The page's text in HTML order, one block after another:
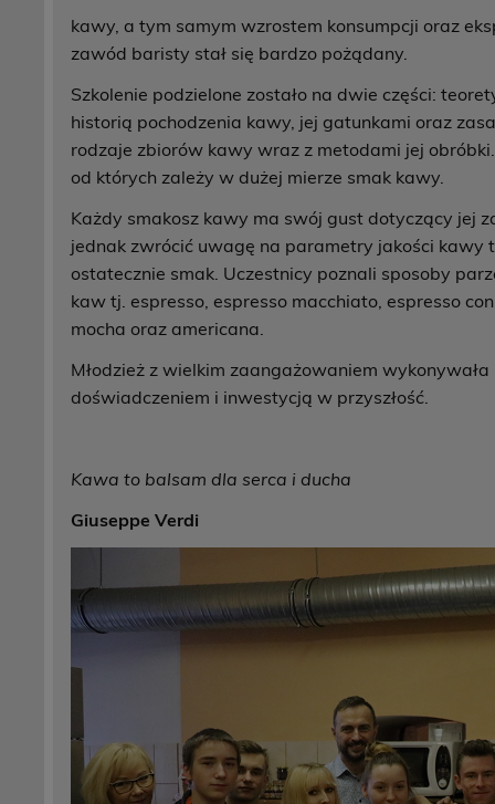
kawy, a tym samym wzrostem konsumpcji oraz
zawód baristy stał się bardzo pożądany.
Szkolenie podzielone zostało na dwie części:
historią pochodzenia kawy, jej gatunkami oraz
rodzaje zbiorów kawy wraz z metodami jej
od których zależy w dużej mierze smak kawy.
Każdy smakosz kawy ma swój gust dotyczący jej
jednak zwrócić uwagę na parametry jakości
ostatecznie smak. Uczestnicy poznali sposoby
kaw tj. espresso, espresso macchiato, espresso
mocha oraz americana.
Młodzież z wielkim zaangażowaniem
doświadczeniem i inwestycją w przyszłość.
Kawa to balsam dla serca i ducha
Giuseppe Verdi